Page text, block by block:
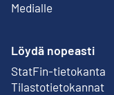
Medialle
Löydä nopeasti
StatFin-tietokanta
Ulkoinen linkki
Tilastotietokannat